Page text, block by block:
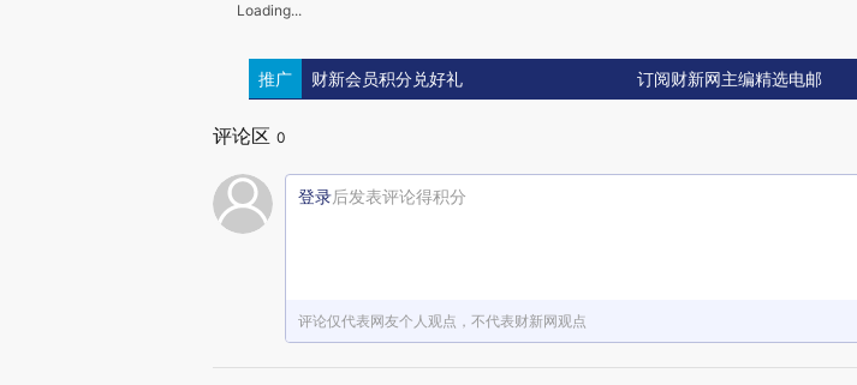
Loading...
推广 财新会员积分兑好礼 订阅财新网主编精选电邮
评论区 0
登录后发表评论得积分
评论仅代表网友个人观点，不代表财新网观点